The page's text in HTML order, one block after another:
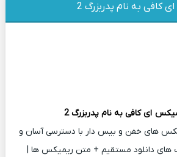
کافی به نام پدربزرگ 2
ای کافی به نام پدربزرگ 2
های خفن و بیس دار با دسترسی آسان و
های دانلود مستقیم + متن ریمیکس ها |